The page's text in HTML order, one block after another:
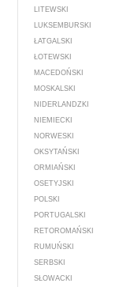
LITEWSKI
LUKSEMBURSKI
ŁATGALSKI
ŁOTEWSKI
MACEDOŃSKI
MOSKALSKI
NIDERLANDZKI
NIEMIECKI
NORWESKI
OKSYTAŃSKI
ORMIAŃSKI
OSETYJSKI
POLSKI
PORTUGALSKI
RETOROMAŃSKI
RUMUŃSKI
SERBSKI
SŁOWACKI